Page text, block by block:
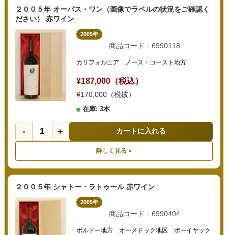
２００５年 オーパス・ワン（画像でラベルの状況をご確認く
ださい） 赤ワイン
2005年
商品コード：6990118
カリフォルニア ノース・コースト地方
¥187,000（税込）
¥170,000（税抜）
在庫: 3本
- + カートに入れる
詳しく見る »
２００５年 シャトー・ラトゥール 赤ワイン
2005年
商品コード：6990404
ボルドー地方 オーメドック地区 ポーイヤック